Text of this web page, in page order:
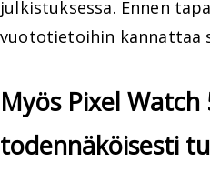
julkistuksessa. Ennen
vuototietoihin kannattaa
Myös Pixel Watch
todennäköisesti